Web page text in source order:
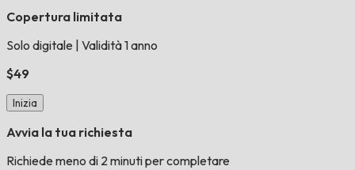
Copertura limitata
Solo digitale Validità 1 anno
$49
Inizia
Avvia la tua richiesta
Richiede meno di 2 minuti per completare